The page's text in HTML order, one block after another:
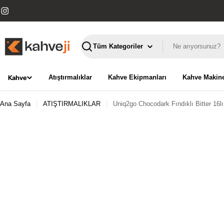
geçInstagram
Ara
Kahve Atıştırmalıklar Kahve Ekipmanları Kahve
Ana Sayfa ATIŞTIRMALIKLAR Uniq2go Chocodark Fındıklı Bitter